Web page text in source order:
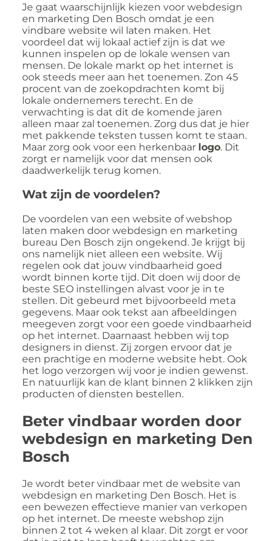
Je gaat waarschijnlijk kiezen voor webdesign
en marketing Den Bosch omdat je een
vindbare website wil laten maken. Het
voordeel dat wij lokaal actief zijn is dat we
kunnen inspelen op de lokale wensen van
mensen. De lokale markt op het internet is
ook steeds meer aan het toenemen. Zon 45
procent van de zoekopdrachten komt bij
lokale ondernemers terecht. En de
verwachting is dat dit de komende jaren
alleen maar zal toenemen. Zorg dus dat je hier
met pakkende teksten tussen komt te staan.
Maar zorg ook voor een herkenbaar logo. Dit
zorgt er namelijk voor dat mensen ook
daadwerkelijk terug komen.
Wat zijn de voordelen?
De voordelen van een website of webshop
laten maken door webdesign en marketing
bureau Den Bosch zijn ongekend. Je krijgt bij
ons namelijk niet alleen een website. Wij
regelen ook dat jouw vindbaarheid goed
wordt binnen korte tijd. Dit doen wij door de
beste SEO instellingen alvast voor je in te
stellen. Dit gebeurd met bijvoorbeeld meta
gegevens. Maar ook tekst aan afbeeldingen
meegeven zorgt voor een goede vindbaarheid
op het internet. Daarnaast hebben wij top
designers in dienst. Zij zorgen ervoor dat je
een prachtige en moderne website hebt. Ook
het logo verzorgen wij voor je indien gewenst.
En natuurlijk kan de klant binnen 2 klikken zijn
producten of diensten bestellen.
Beter vindbaar worden door
webdesign en marketing Den
Bosch
Je wordt beter vindbaar met de website van
webdesign en marketing Den Bosch. Het is
een bewezen effectieve manier van verkopen
op het internet. De meeste webshop zijn
binnen 2 tot 4 weken al klaar. Dit zorgt er voor